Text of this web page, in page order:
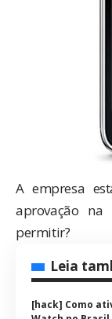
A empresa
aprovação
permitir?
Leia
[hack] Como